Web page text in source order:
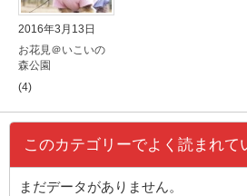
2016年3月13日
お花見＠いこいの
森公園
(4)
このカテゴリーでよく読まれて
まだデータがありません。